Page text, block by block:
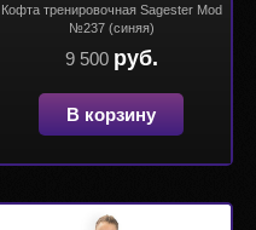
Кофта тренировочная Sagester Mod
№237 (синяя)
9 500 руб.
В корзину